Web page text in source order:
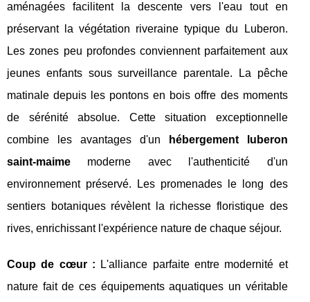
aménagées facilitent la descente vers l'eau tout en
préservant la végétation riveraine typique du Luberon.
Les zones peu profondes conviennent parfaitement aux
jeunes enfants sous surveillance parentale. La pêche
matinale depuis les pontons en bois offre des moments
de sérénité absolue. Cette situation exceptionnelle
combine les avantages d'un
hébergement luberon
saint-maime moderne avec l'authenticité d'un
environnement préservé. Les promenades le long des
sentiers botaniques révèlent la richesse floristique des
rives, enrichissant l'expérience nature de chaque séjour.
Coup de cœur : L'alliance parfaite entre modernité et
nature fait de ces équipements aquatiques un véritable